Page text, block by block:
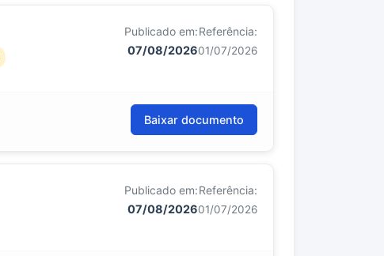
Publicado em:
07/08/2026
Referência:
01/07/2026
Baixar documento
Publicado em:
07/08/2026
Referência:
01/07/2026